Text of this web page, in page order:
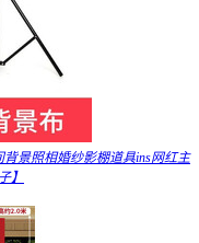
景照相婚纱影棚道具ins网红主
】